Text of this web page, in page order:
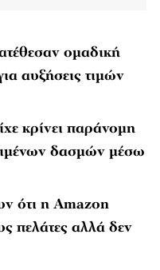
ομαδική
αυξήσεις τιμών
κρίνει παράνομη
δασμών μέσω
ότι η Amazon
πελάτες αλλά δεν